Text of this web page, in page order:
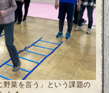
野菜を言う」という課題の